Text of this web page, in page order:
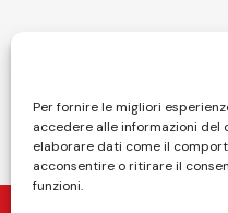
Per fornire le migliori
accedere alle informazioni del
elaborare dati come il
acconsentire o ritirare il
funzioni.